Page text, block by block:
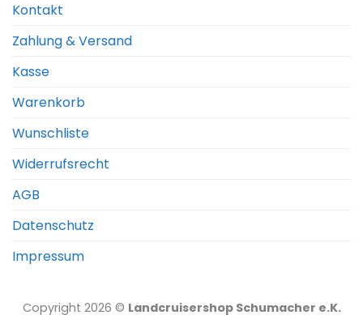
Kontakt
Zahlung & Versand
Kasse
Warenkorb
Wunschliste
Widerrufsrecht
AGB
Datenschutz
Impressum
Copyright 2026 © Landcruisershop Schumacher e.K.